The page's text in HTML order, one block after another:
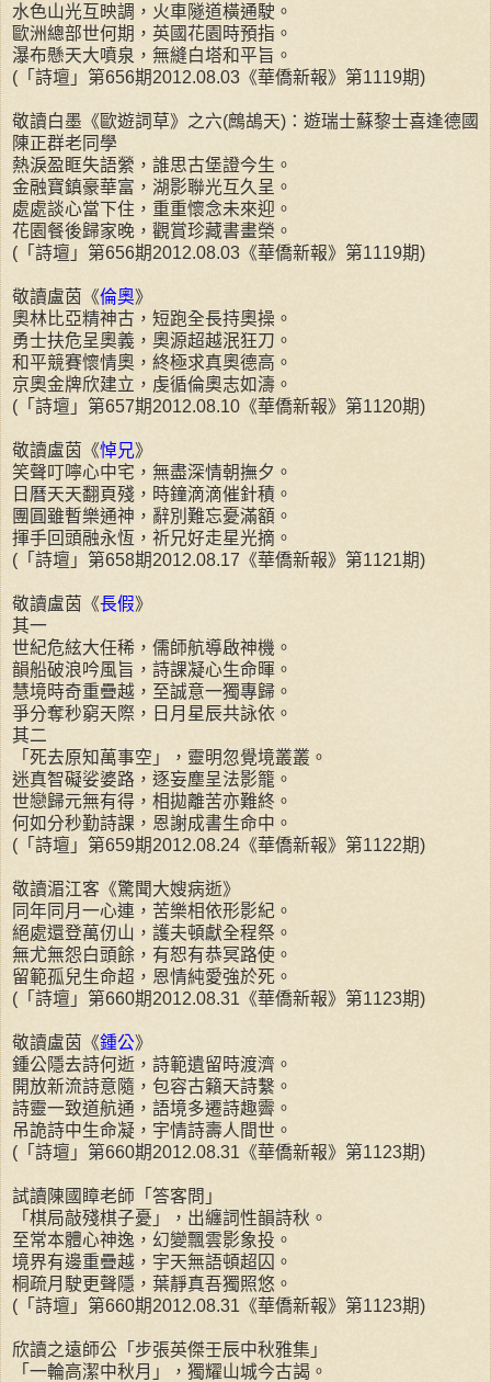
水色山光互映調，火車隧道橫通駛。
歐洲總部世何期，英國花園時預指。
瀑布懸天大噴泉，無縫白塔和平旨。
(「詩壇」第656期2012.08.03《華僑新報》第1119期)
敬讀白墨《歐遊詞草》之六(鷓鴣天)：遊瑞士蘇黎士喜逢德國
陳正群老同學
熱淚盈眶失語縈，誰思古堡證今生。
金融寶鎮豪華富，湖影聯光互久呈。
處處談心當下住，重重懷念未來迎。
花園餐後歸家晚，觀賞珍藏書畫榮。
(「詩壇」第656期2012.08.03《華僑新報》第1119期)
敬讀盧茵《倫奧》
奧林比亞精神古，短跑全長持奧操。
勇士扶危呈奧義，奧源超越泯狂刀。
和平競賽懷情奧，終極求真奧德高。
京奧金牌欣建立，虔循倫奧志如濤。
(「詩壇」第657期2012.08.10《華僑新報》第1120期)
敬讀盧茵《悼兄》
笑聲叮嚀心中宅，無盡深情朝撫夕。
日曆天天翻頁殘，時鐘滴滴催針積。
團圓雖暫樂通神，辭別難忘憂滿額。
揮手回頭融永恆，祈兄好走星光摘。
(「詩壇」第658期2012.08.17《華僑新報》第1121期)
敬讀盧茵《長假》
其一
世紀危絃大任稀，儒師航導啟神機。
韻船破浪吟風旨，詩課凝心生命暉。
慧境時奇重疊越，至誠意一獨專歸。
爭分奪秒窮天際，日月星辰共詠依。
其二
「死去原知萬事空」，靈明忽覺境叢叢。
迷真智礙娑婆路，逐妄塵呈法影籠。
世戀歸元無有得，相拋離苦亦難終。
何如分秒勤詩課，恩謝成書生命中。
(「詩壇」第659期2012.08.24《華僑新報》第1122期)
敬讀湄江客《驚聞大嫂病逝》
同年同月一心連，苦樂相依形影紀。
絕處還登萬仞山，護夫頓獻全程祭。
無尤無怨白頭餘，有恕有恭冥路使。
留範孤兒生命超，恩情純愛強於死。
(「詩壇」第660期2012.08.31《華僑新報》第1123期)
敬讀盧茵《鍾公》
鍾公隱去詩何逝，詩範遺留時渡濟。
開放新流詩意隨，包容古籟天詩繫。
詩靈一致道航通，語境多遷詩趣霽。
吊詭詩中生命凝，宇情詩壽人間世。
(「詩壇」第660期2012.08.31《華僑新報》第1123期)
試讀陳國瞕老師「答客問」
「棋局敲殘棋子憂」，出纏詞性韻詩秋。
至常本體心神逸，幻變飄雲影象投。
境界有邊重疊越，宇天無語頓超囚。
桐疏月駛更聲隱，葉靜真吾獨照悠。
(「詩壇」第660期2012.08.31《華僑新報》第1123期)
欣讀之遠師公「步張英傑壬辰中秋雅集」
「一輪高潔中秋月」，獨耀山城今古謁。